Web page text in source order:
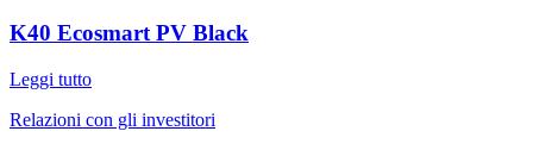
K40 Ecosmart PV Black
Leggi tutto
Relazioni con gli investitori